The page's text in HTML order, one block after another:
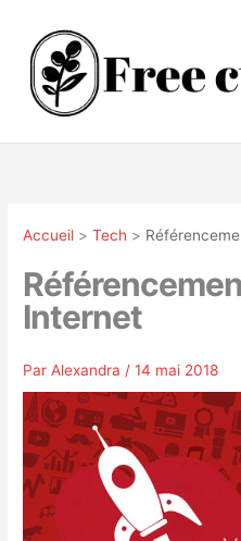
contenu
Accueil Tech
Internet
Par Alexandra /14 mai 2018